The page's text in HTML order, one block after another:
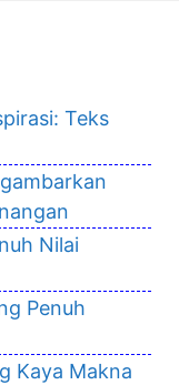
Teks
Nilai
Penuh
Kaya Makna